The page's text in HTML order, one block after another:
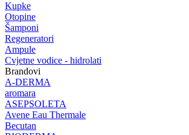
Kupke
Otopine
Šamponi
Regeneratori
Ampule
Cvjetne vodice - hidrolati
Brandovi
A-DERMA
aromara
ASEPSOLETA
Avene Eau Thermale
Becutan